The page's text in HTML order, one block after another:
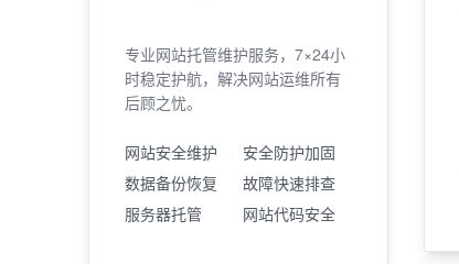
专业网站托管维护服务，7×24小
时稳定护航，解决网站运维所有
后顾之忧。
网站安全维护
安全防护加固
数据备份恢复
故障快速排查
服务器托管
网站代码安全